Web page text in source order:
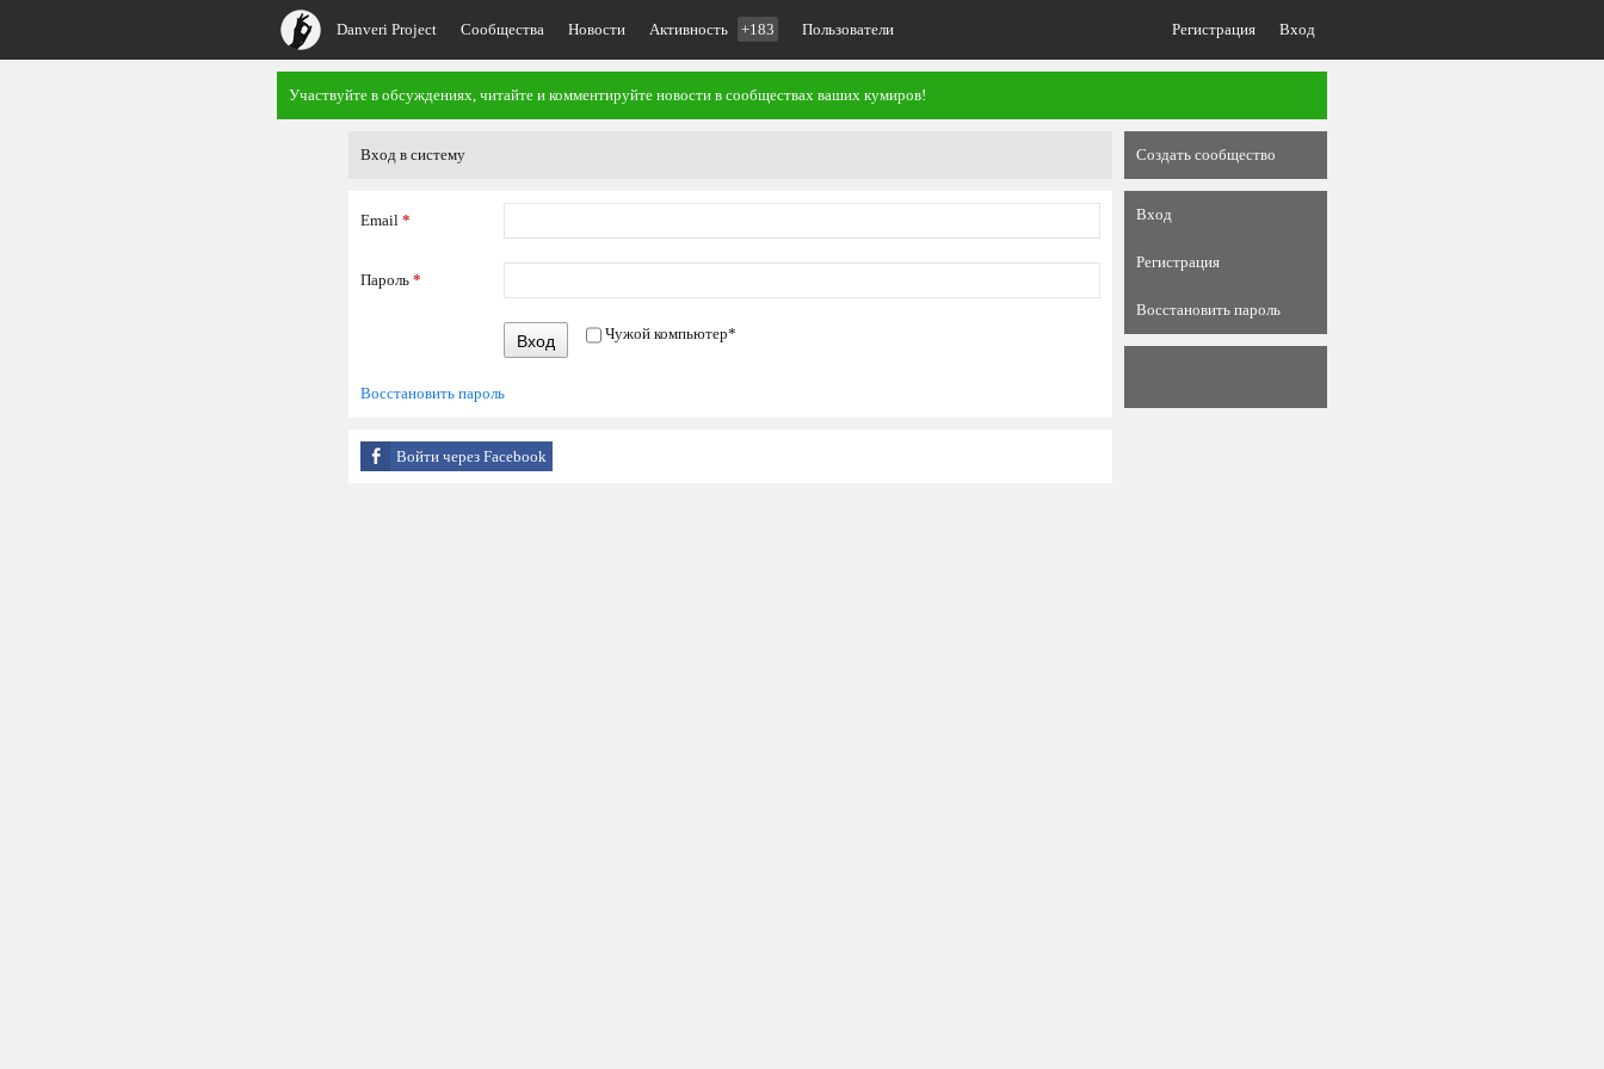
Danveri Project Сообщества Новости Активность +183 Пользователи Регистрация Вход
Участвуйте в обсуждениях, читайте и комментируйте новости в сообществах ваших кумиров!
Вход в систему
Email *
Пароль *
Вход Чужой компьютер*
Восстановить пароль
Войти через Facebook
Создать сообщество
Вход
Регистрация
Восстановить пароль